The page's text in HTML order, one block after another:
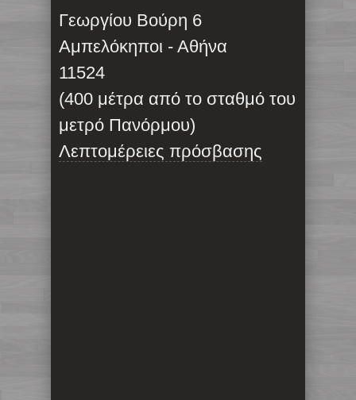
Γεωργίου Βούρη 6
Αμπελόκηποι - Αθήνα
11524
(400 μέτρα από το σταθμό του
μετρό Πανόρμου)
Λεπτομέρειες πρόσβασης